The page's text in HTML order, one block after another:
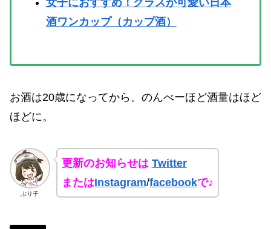
女子におすすめ！グラスが可愛い日本
酒ワンカップ（カップ酒）
お酒は20歳になってから。のんべーほど酒量はほど
ほどに。
ぶり子
更新のお知らせは Twitter
またはInstagram/facebookで♪